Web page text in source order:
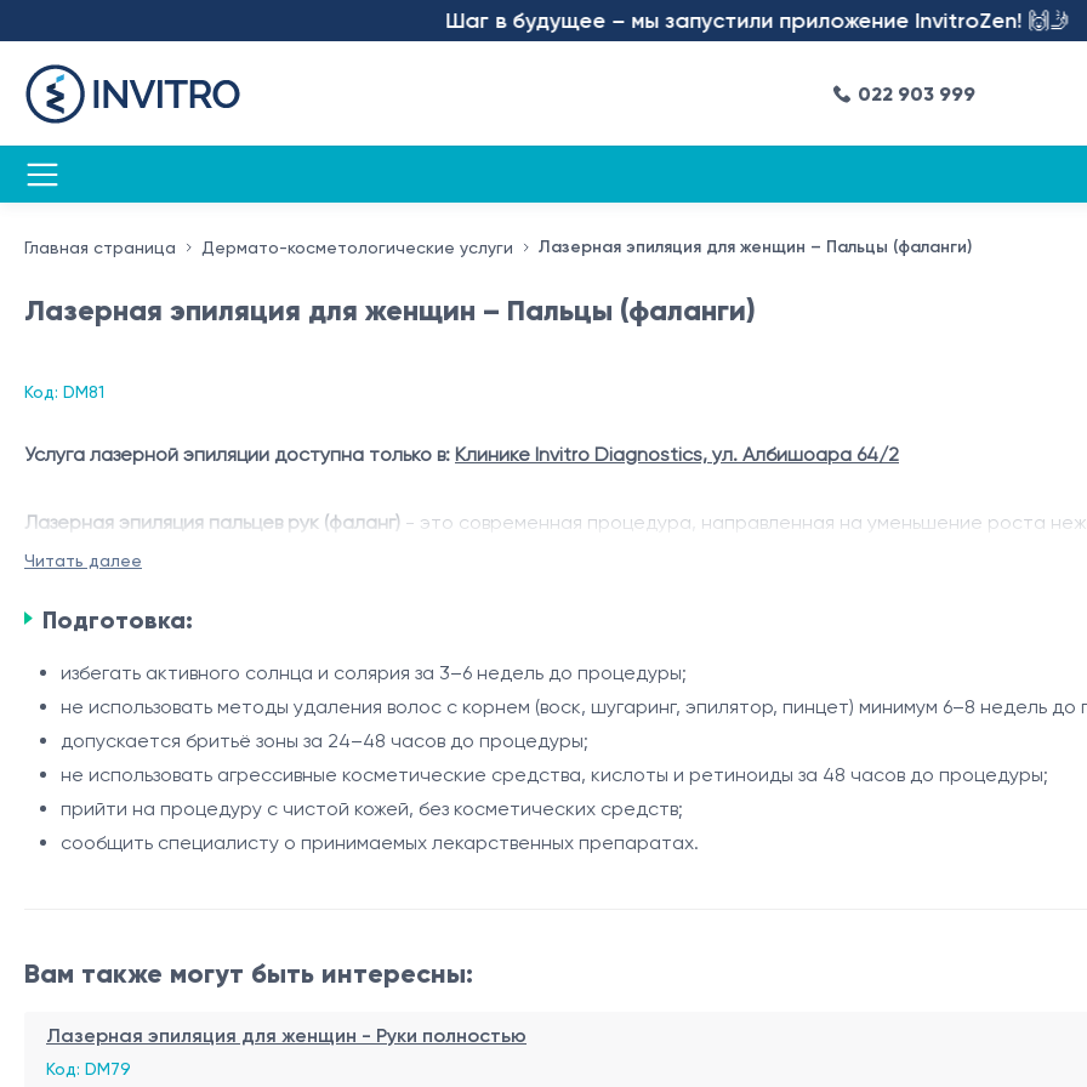
Шаг в будущее – мы запустили приложение InvitroZen! 🙌🤳
022 903 999
Главная страница Дермато-косметологические услуги Лазерная эпиляция для женщин – Пальцы (фаланги)
Лазерная эпиляция для женщин – Пальцы (фаланги)
Код: DM81
Услуга лазерной эпиляции доступна только в: Клинике Invitro Diagnostics, ул. Албишоара 64/2
Лазерная эпиляция пальцев рук (фаланг) - это современная процедура, направленная на уменьшение роста
зон. Процедура выполняется с использованием александритового лазера DEKA Again Pro Plus (755 нм) и
Рост волос в области пальцев может быть связан с индивидуальными особенностями организма и
эффективно воздействует на пигментированные волосы, обеспечивая постепенное снижение их роста и
Показания
нежелательные волосы на пальцах рук;
склонность к раздражению после бритья или депиляции;
врастание волос;
гипертрихоз.
Процедура
охлаждение кожи системой Zimmer Cryo во время процедуры;
рекомендуемый интервал - 6–8 недель;
Читать далее
Подготовка:
избегать активного солнца и солярия за 3–6 недель до процедуры;
не использовать методы удаления волос с корнем (воск, шугаринг, эпилятор, пинцет) минимум 6–8 недель до
допускается бритьё зоны за 24–48 часов до процедуры;
не использовать агрессивные косметические средства, кислоты и ретиноиды за 48 часов до процедуры;
прийти на процедуру с чистой кожей, без косметических средств;
сообщить специалисту о принимаемых лекарственных препаратах.
Вам также могут быть интересны:
Лазерная эпиляция для женщин - Руки полностью
Код: DM79